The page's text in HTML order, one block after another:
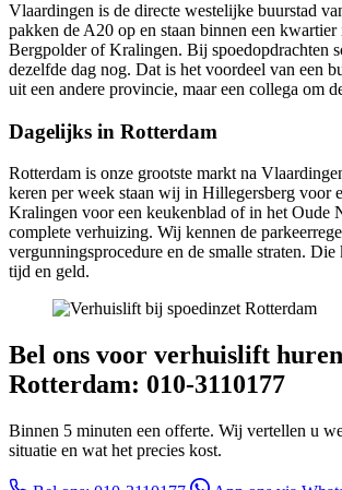
Vlaardingen is de directe westelijke buurstad
pakken de A20 op en staan binnen een
Bergpolder of Kralingen. Bij spoedopdrachten
dezelfde dag nog. Dat is het voordeel van een
uit een andere provincie, maar een collega om
Dagelijks in Rotterdam
Rotterdam is onze grootste markt na
keren per week staan wij in Hillegersberg voor
Kralingen voor een keukenblad of in het Oude
complete verhuizing. Wij kennen de
vergunningsprocedure en de smalle straten. Die
tijd en geld.
Bel ons voor verhuislift
Rotterdam: 010-3110177
Binnen 5 minuten een offerte. Wij vertellen u
situatie en wat het precies kost.